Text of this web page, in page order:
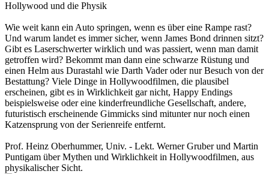
Hollywood und die Physik
Wie weit kann ein Auto springen, wenn es über eine Rampe rast?
Und warum landet es immer sicher, wenn James Bond drinnen sitzt?
Gibt es Laserschwerter wirklich und was passiert, wenn man damit
getroffen wird? Bekommt man dann eine schwarze Rüstung und
einen Helm aus Durastahl wie Darth Vader oder nur Besuch von der
Bestattung? Viele Dinge in Hollywoodfilmen, die plausibel
erscheinen, gibt es in Wirklichkeit gar nicht, Happy Endings
beispielsweise oder eine kinderfreundliche Gesellschaft, andere,
futuristisch erscheinende Gimmicks sind mitunter nur noch einen
Katzensprung von der Serienreife entfernt.
Prof. Heinz Oberhummer, Univ. - Lekt. Werner Gruber und Martin
Puntigam über Mythen und Wirklichkeit in Hollywoodfilmen, aus
physikalischer Sicht.